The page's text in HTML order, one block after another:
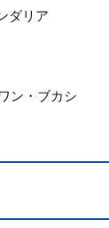
ダリア
ン・ブカシ